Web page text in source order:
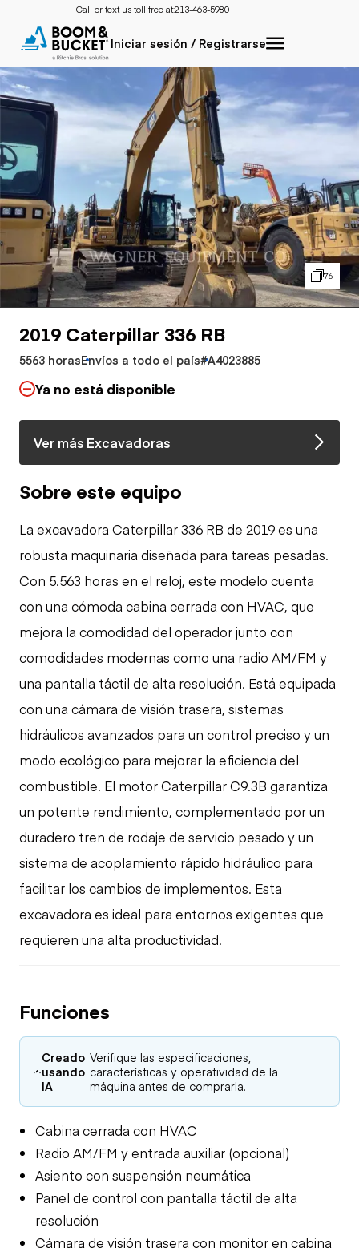
Call or text us toll free at:213-463-5980
Iniciar sesión / Registrarse
76
2019 Caterpillar 336 RB
5563 horasEnvíos a todo el país#A4023885
Ya no está disponible
Ver más Excavadoras
Sobre este equipo
La excavadora Caterpillar 336 RB de 2019 es una
robusta maquinaria diseñada para tareas pesadas.
Con 5.563 horas en el reloj, este modelo cuenta
con una cómoda cabina cerrada con HVAC, que
mejora la comodidad del operador junto con
comodidades modernas como una radio AM/FM y
una pantalla táctil de alta resolución. Está equipada
con una cámara de visión trasera, sistemas
hidráulicos avanzados para un control preciso y un
modo ecológico para mejorar la eficiencia del
combustible. El motor Caterpillar C9.3B garantiza
un potente rendimiento, complementado por un
duradero tren de rodaje de servicio pesado y un
sistema de acoplamiento rápido hidráulico para
facilitar los cambios de implementos. Esta
excavadora es ideal para entornos exigentes que
requieren una alta productividad.
Funciones
Creado
usando
IA
Verifique las especificaciones,
características y operatividad de la
máquina antes de comprarla.
Cabina cerrada con HVAC
Radio AM/FM y entrada auxiliar (opcional)
Asiento con suspensión neumática
Panel de control con pantalla táctil de alta
resolución
Cámara de visión trasera con monitor en cabina